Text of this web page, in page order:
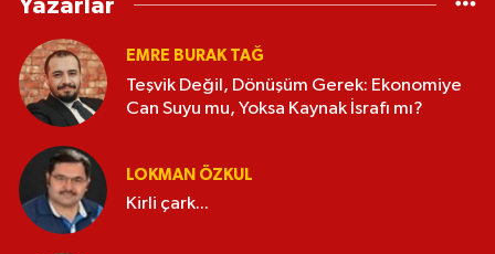
Yazarlar
EMRE BURAK TAĞ
Teşvik Değil, Dönüşüm Gerek: Ekonomiye
Can Suyu mu, Yoksa Kaynak İsrafı mı?
LOKMAN ÖZKUL
Kirli çark...